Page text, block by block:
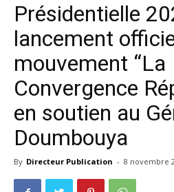
Présidentielle
lancement
mouvement “La
Convergence
en soutien au
Doumbouya
By Directeur Publication - 8 novembre